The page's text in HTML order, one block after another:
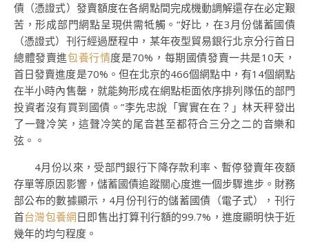
債（憑證式）發賣額度在各網點間完成機動調解還存在必定艱
苦，形成部門網點呈現供需牴觸。“好比，在3月份儲蓄國債
（憑證式）刊行經過歷程中，某年夜型貿易銀行北京分行首日
總體發賣進包養行情度是70%，每期國債發賣一共是10天，
首日發賣進度是70%。但在北京的466個網點中，有14個網點
在半小時內售罄，就能夠形成在網點柜面依序排列隊伍的部門
投資者沒有買到國債。”李先忠說「實實在在？」林天秤發出
了一聲冷笑，這聲冷笑的尾音甚至都符合三分之二的音樂和
弦。。
4月份以來，受部門銀行下降存款利率、暫停發賣年夜額
存單等原因影響，儲蓄國債追蹤關心度進一個步驟進步。財務
部公布的數據顯示，4月份刊行的儲蓄國債（電子式），刊行
首台灣包養網日即售出打算刊行額的99.7%，進度顯明快于近
幾年的均勻程度。